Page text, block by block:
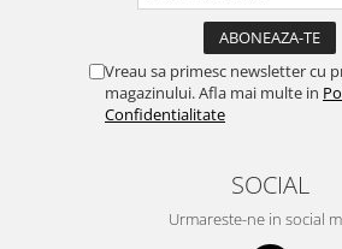
Pasta De DintiVreau sa primesc newsletter cu
magazinului. Afla mai multe in
Confidentialitate
SOCIAL
Urmareste-ne in social